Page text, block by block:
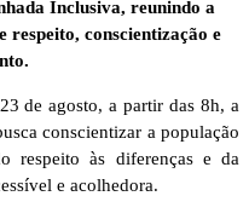
Inclusiva, reunindo a
respeito, conscientização e
de agosto, a partir das 8h, a
conscientizar a população
respeito às diferenças e da
e acolhedora.